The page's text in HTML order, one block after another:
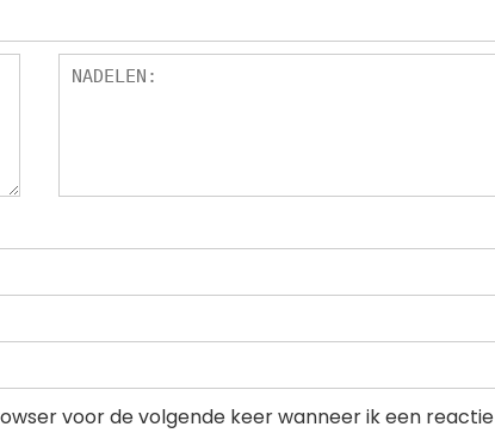
voor de volgende keer wanneer ik een reactie